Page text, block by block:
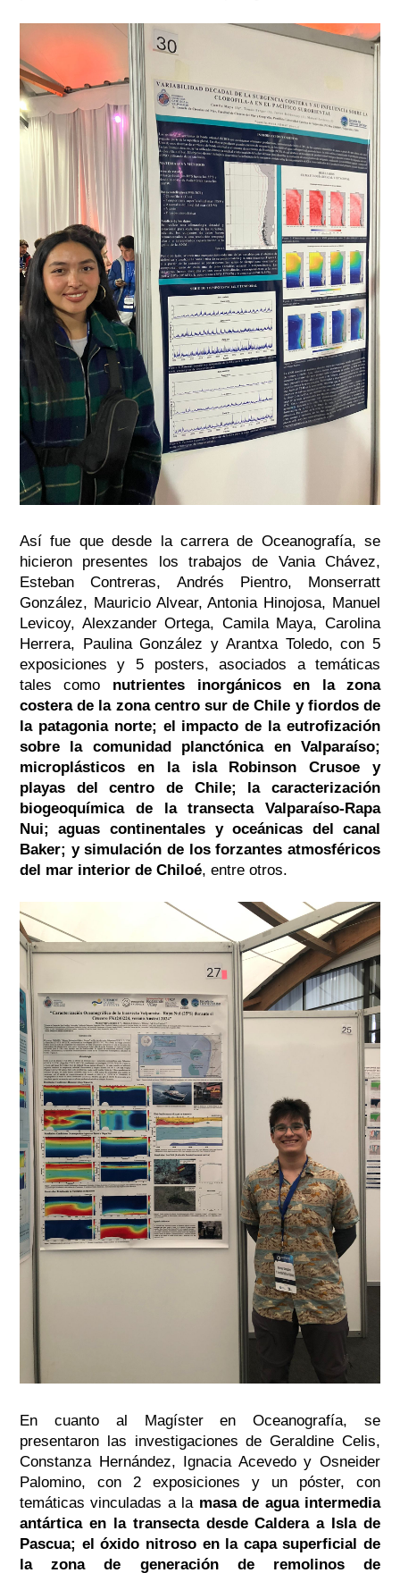
Así fue que desde la carrera de Oceanografía, se
hicieron presentes los trabajos de Vania Chávez,
Esteban Contreras, Andrés Pientro, Monserratt
González, Mauricio Alvear, Antonia Hinojosa, Manuel
Levicoy, Alexzander Ortega, Camila Maya, Carolina
Herrera, Paulina González y Arantxa Toledo, con 5
exposiciones y 5 posters, asociados a temáticas
tales como nutrientes inorgánicos en la zona
costera de la zona centro sur de Chile y fiordos de
la patagonia norte; el impacto de la eutrofización
sobre la comunidad planctónica en Valparaíso;
microplásticos en la isla Robinson Crusoe y
playas del centro de Chile; la caracterización
biogeoquímica de la transecta Valparaíso-Rapa
Nui; aguas continentales y oceánicas del canal
Baker; y simulación de los forzantes atmosféricos
del mar interior de Chiloé, entre otros.
En cuanto al Magíster en Oceanografía, se
presentaron las investigaciones de Geraldine Celis,
Constanza Hernández, Ignacia Acevedo y Osneider
Palomino, con 2 exposiciones y un póster, con
temáticas vinculadas a la masa de agua intermedia
antártica en la transecta desde Caldera a Isla de
Pascua; el óxido nitroso en la capa superficial de
la zona de generación de remolinos de